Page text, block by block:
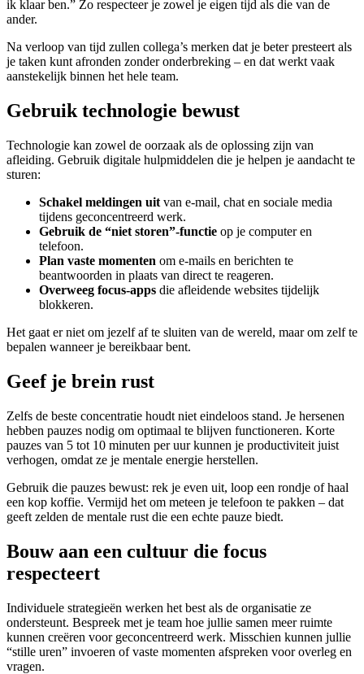
ik klaar ben.” Zo respecteer je zowel je eigen tijd als die van de
ander.
Na verloop van tijd zullen collega’s merken dat je beter presteert als
je taken kunt afronden zonder onderbreking – en dat werkt vaak
aanstekelijk binnen het hele team.
Gebruik technologie bewust
Technologie kan zowel de oorzaak als de oplossing zijn van
afleiding. Gebruik digitale hulpmiddelen die je helpen je aandacht te
sturen:
Schakel meldingen uit van e-mail, chat en sociale media
tijdens geconcentreerd werk.
Gebruik de “niet storen”-functie op je computer en
telefoon.
Plan vaste momenten om e-mails en berichten te
beantwoorden in plaats van direct te reageren.
Overweeg focus-apps die afleidende websites tijdelijk
blokkeren.
Het gaat er niet om jezelf af te sluiten van de wereld, maar om zelf te
bepalen wanneer je bereikbaar bent.
Geef je brein rust
Zelfs de beste concentratie houdt niet eindeloos stand. Je hersenen
hebben pauzes nodig om optimaal te blijven functioneren. Korte
pauzes van 5 tot 10 minuten per uur kunnen je productiviteit juist
verhogen, omdat ze je mentale energie herstellen.
Gebruik die pauzes bewust: rek je even uit, loop een rondje of haal
een kop koffie. Vermijd het om meteen je telefoon te pakken – dat
geeft zelden de mentale rust die een echte pauze biedt.
Bouw aan een cultuur die focus
respecteert
Individuele strategieën werken het best als de organisatie ze
ondersteunt. Bespreek met je team hoe jullie samen meer ruimte
kunnen creëren voor geconcentreerd werk. Misschien kunnen jullie
“stille uren” invoeren of vaste momenten afspreken voor overleg en
vragen.